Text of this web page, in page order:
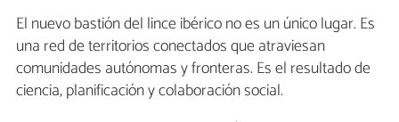
El nuevo bastión del lince ibérico no es un único lugar. Es
una red de territorios conectados que atraviesan
comunidades autónomas y fronteras. Es el resultado de
ciencia, planificación y colaboración social.